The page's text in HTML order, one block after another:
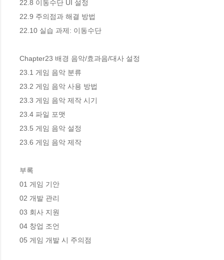
22.8 이동수단 UI 설정
22.9 주의점과 해결 방법
22.10 실습 과제: 이동수단
Chapter23 배경 음악/효과음/대사 설정
23.1 게임 음악 분류
23.2 게임 음악 사용 방법
23.3 게임 음악 제작 시기
23.4 파일 포맷
23.5 게임 음악 설정
23.6 게임 음악 제작
부록
01 게임 기안
02 개발 관리
03 회사 지원
04 창업 조언
05 게임 개발 시 주의점